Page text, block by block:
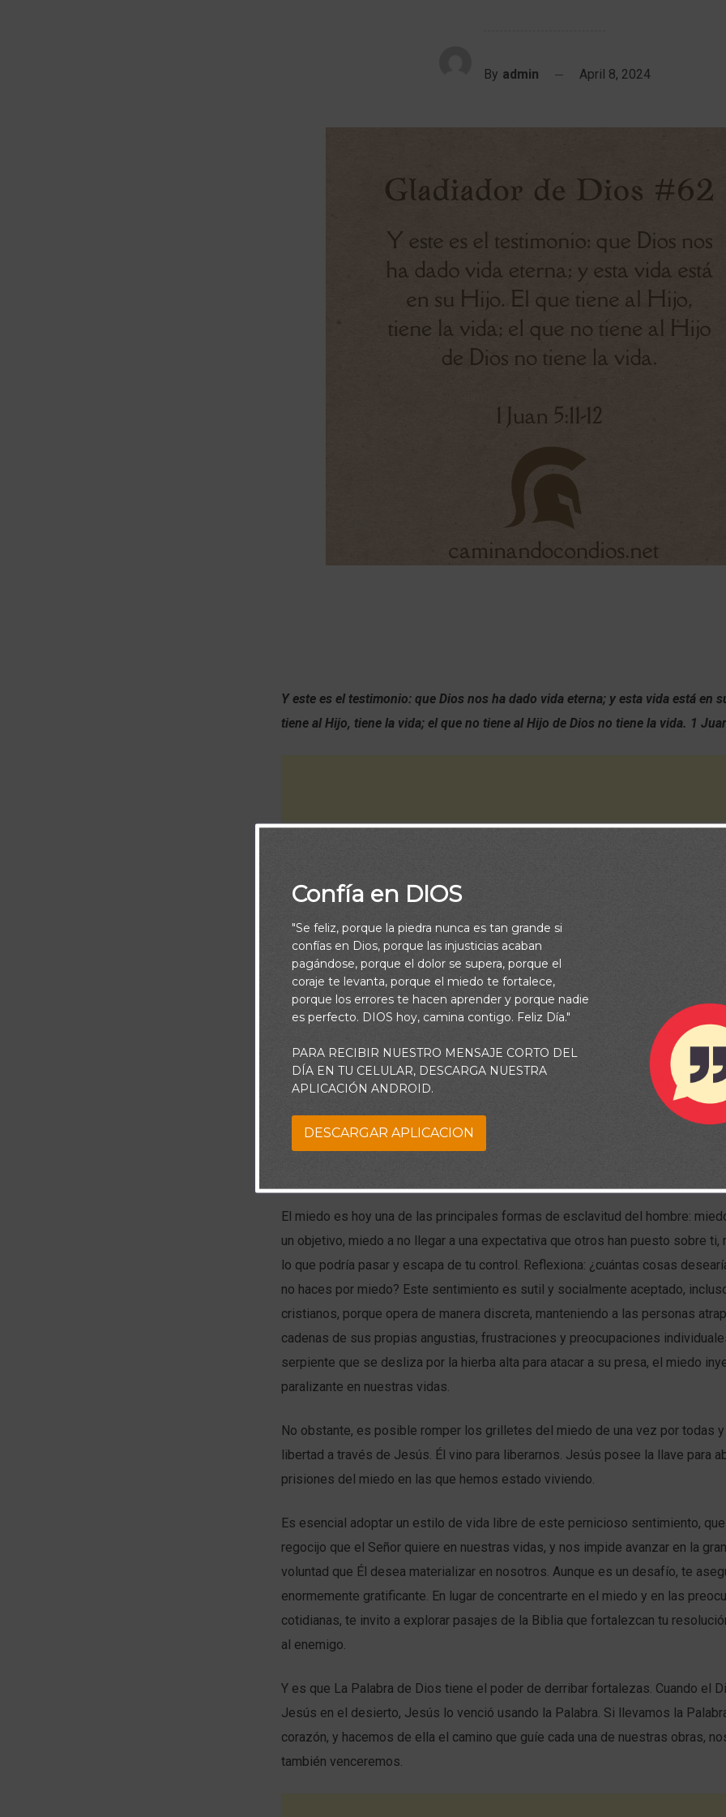
By admin April 8, 2024
Y este es el testimonio: que Dios nos ha dado vida eterna; y esta vida está en
tiene al Hijo, tiene la vida; el que no tiene al Hijo de Dios no tiene la vida. 1
Desde tiempos antiguos, muchos pueblos fueron privados de su libertad a
esclavitud. Sometidos a un yugo cruel, se les negaba la posibilidad de ser
forzados a servir y prácticamente vivir para sus captores. En la actualidad,
organizaciones humanitarias internacionales se esfuerzan por erradicar esta
A pesar de estos esfuerzos, ¡la esclavitud aún persiste! pero además de ese
esclavitud física, impuesta por otros, incluso tú podrías estar experimentando
El miedo es hoy una de las principales formas de esclavitud del hombre:
un objetivo, miedo a no llegar a una expectativa que otros han puesto sobre ti,
lo que podría pasar y escapa de tu control. Reflexiona: ¿cuántas cosas
no haces por miedo? Este sentimiento es sutil y socialmente aceptado,
cristianos, porque opera de manera discreta, manteniendo a las personas
cadenas de sus propias angustias, frustraciones y preocupaciones
serpiente que se desliza por la hierba alta para atacar a su presa, el miedo
paralizante en nuestras vidas.
No obstante, es posible romper los grilletes del miedo de una vez por todas y
libertad a través de Jesús. Él vino para liberarnos. Jesús posee la llave para
prisiones del miedo en las que hemos estado viviendo.
Es esencial adoptar un estilo de vida libre de este pernicioso sentimiento,
regocijo que el Señor quiere en nuestras vidas, y nos impide avanzar en la
voluntad que Él desea materializar en nosotros. Aunque es un desafío, te
enormemente gratificante. En lugar de concentrarte en el miedo y en las
cotidianas, te invito a explorar pasajes de la Biblia que fortalezcan tu
al enemigo.
Y es que La Palabra de Dios tiene el poder de derribar fortalezas. Cuando el
Jesús en el desierto, Jesús lo venció usando la Palabra. Si llevamos la
corazón, y hacemos de ella el camino que guíe cada una de nuestras obras,
también venceremos.
Confía en DIOS
"Se feliz, porque la piedra nunca es tan grande si
confías en Dios, porque las injusticias acaban
pagándose, porque el dolor se supera, porque el
coraje te levanta, porque el miedo te fortalece,
porque los errores te hacen aprender y porque nadie
es perfecto. DIOS hoy, camina contigo. Feliz Día."
PARA RECIBIR NUESTRO MENSAJE CORTO DEL
DÍA EN TU CELULAR, DESCARGA NUESTRA
APLICACIÓN ANDROID.
DESCARGAR APLICACION